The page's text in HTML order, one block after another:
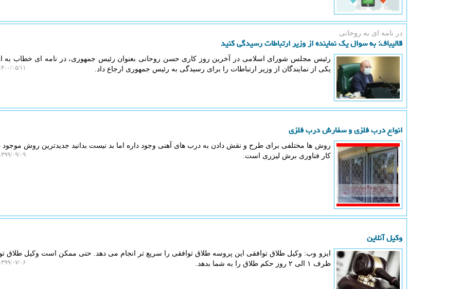
در نامه ای به روحانی
قالیباف: به سوال یک نماینده از وزیر ارتباطات رسیدگی کنید
رئیس مجلس شورای اسلامی در آخرین روز کاری حسن روحانی بعنوان رئیس جمهوری، در نامه ای خطاب به
یکی از نمایندگان از وزیر ارتباطات را برای رسیدگی به رئیس جمهوری ارجاع داد.
۱۴۰۰/۰۵/۱۱
انواع درب فلزی و سفارش درب فلزی
روش ها مختلفی برای طرح و نقش دادن به درب های آهنی وجود داره اما بد نیست بدانید جدیدترین روش موجود
كار فناوری برش لیزری است.
۱۳۹۹/۰۹/۰۹
وكیل آنلاین
ایزو وب: وكیل طلاق توافقی این پروسه طلاق توافقی را سریع تر انجام می دهد. حتی ممكن است وكیل طلاق
ظرف ۱ الی ۲ روز حكم طلاق را به شما بدهد.
۱۳۹۹/۰۷/۰۶